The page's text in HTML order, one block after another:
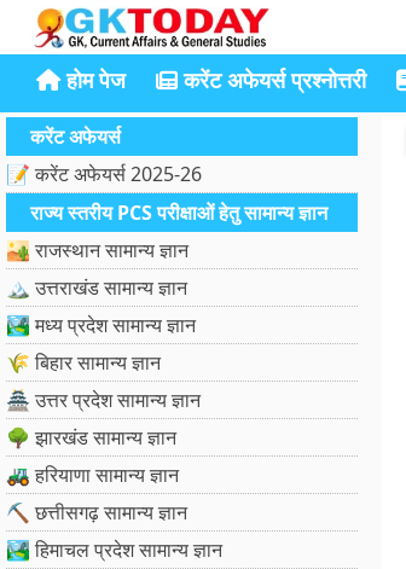
होम पेज करेंट अफेयर्स प्रश्नोत्तरी
करेंट अफेयर्स
📝 करेंट अफेयर्स 2025-26
राज्य स्तरीय PCS परीक्षाओं हेतु सामान्य ज्ञान
🏜️ राजस्थान सामान्य ज्ञान
🏔️ उत्तराखंड सामान्य ज्ञान
🏞️ मध्य प्रदेश सामान्य ज्ञान
🌾 बिहार सामान्य ज्ञान
🏯 उत्तर प्रदेश सामान्य ज्ञान
🌳 झारखंड सामान्य ज्ञान
🚜 हरियाणा सामान्य ज्ञान
⛏️ छत्तीसगढ़ सामान्य ज्ञान
🏞️ हिमाचल प्रदेश सामान्य ज्ञान